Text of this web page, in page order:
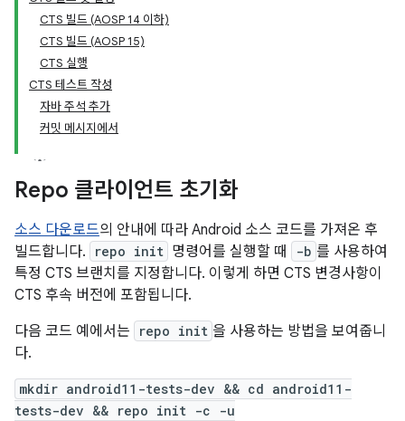
CTS 빌드 (AOSP 14 이하)
CTS 빌드 (AOSP 15)
CTS 실행
CTS 테스트 작성
자바 주석 추가
커밋 메시지에서
Repo 클라이언트 초기화
소스 다운로드의 안내에 따라 Android 소스 코드를 가져온 후
빌드합니다.
repo init 명령어를 실행할 때 -b 를 사용하여
특정 CTS 브랜치를 지정합니다. 이렇게 하면 CTS 변경사항이
CTS 후속 버전에 포함됩니다.
다음 코드 예에서는
repo init 을 사용하는 방법을 보여줍니
다.
mkdir android11-tests-dev && cd android11-
tests-dev && repo init -c -u